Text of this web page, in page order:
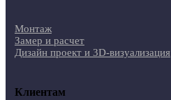
Монтаж
Замер и расчет
Дизайн проект и 3D-визуализация
Клиентам